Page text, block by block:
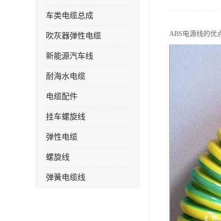
车类电缆总成
吹灰器弹性电缆
新能源汽车线
耐海水电缆
电缆配件
挂车螺旋线
弹性电缆
螺旋线
弹簧电缆线
ABS电源线的优